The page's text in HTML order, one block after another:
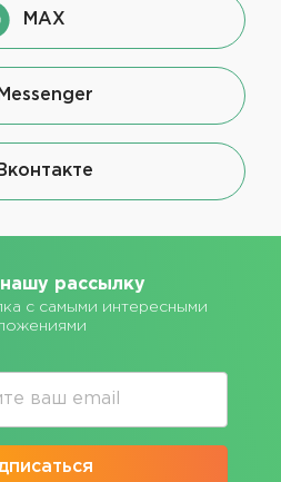
MAX
Messenger
Вконтакте
рассылку
с самыми интересными